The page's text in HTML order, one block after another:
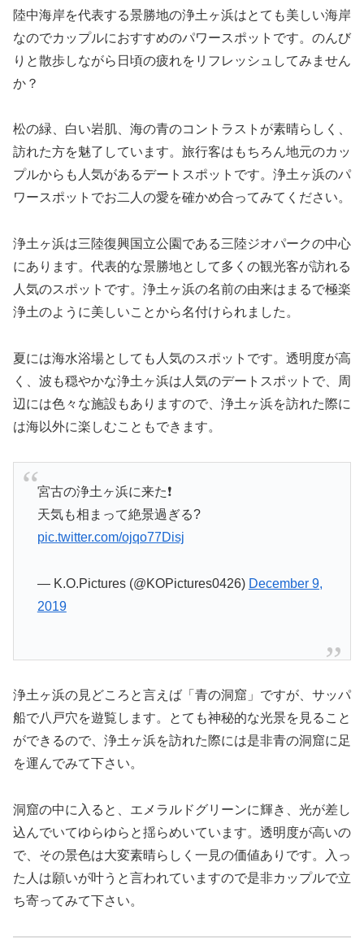
陸中海岸を代表する景勝地の浄土ヶ浜はとても美しい海岸
なのでカップルにおすすめのパワースポットです。のんび
りと散歩しながら日頃の疲れをリフレッシュしてみません
か？
松の緑、白い岩肌、海の青のコントラストが素晴らしく、
訪れた方を魅了しています。旅行客はもちろん地元のカッ
プルからも人気があるデートスポットです。浄土ヶ浜のパ
ワースポットでお二人の愛を確かめ合ってみてください。
浄土ヶ浜は三陸復興国立公園である三陸ジオパークの中心
にあります。代表的な景勝地として多くの観光客が訪れる
人気のスポットです。浄土ヶ浜の名前の由来はまるで極楽
浄土のように美しいことから名付けられました。
夏には海水浴場としても人気のスポットです。透明度が高
く、波も穏やかな浄土ヶ浜は人気のデートスポットで、周
辺には色々な施設もありますので、浄土ヶ浜を訪れた際に
は海以外に楽しむこともできます。
宮古の浄土ヶ浜に来た❗️
天気も相まって絶景過ぎる?
pic.twitter.com/ojqo77Disj
— K.O.Pictures (@KOPictures0426) December 9,
2019
浄土ヶ浜の見どころと言えば「青の洞窟」ですが、サッパ
船で八戸穴を遊覧します。とても神秘的な光景を見ること
ができるので、浄土ヶ浜を訪れた際には是非青の洞窟に足
を運んでみて下さい。
洞窟の中に入ると、エメラルドグリーンに輝き、光が差し
込んでいてゆらゆらと揺らめいています。透明度が高いの
で、その景色は大変素晴らしく一見の価値ありです。入っ
た人は願いが叶うと言われていますので是非カップルで立
ち寄ってみて下さい。